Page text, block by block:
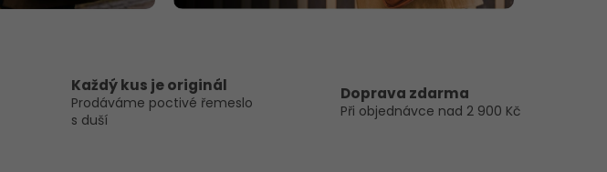
Každý kus je originál
Prodáváme poctivé řemeslo
s duší
Doprava zdarma
Při objednávce nad 2 900 Kč